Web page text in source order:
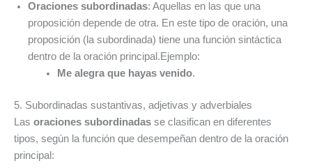
Oraciones subordinadas: Aquellas en las que una
proposición depende de otra. En este tipo de oración, una
proposición (la subordinada) tiene una función sintáctica
dentro de la oración principal.Ejemplo:
Me alegra que hayas venido.
5. Subordinadas sustantivas, adjetivas y adverbiales
Las oraciones subordinadas se clasifican en diferentes
tipos, según la función que desempeñan dentro de la oración
principal: